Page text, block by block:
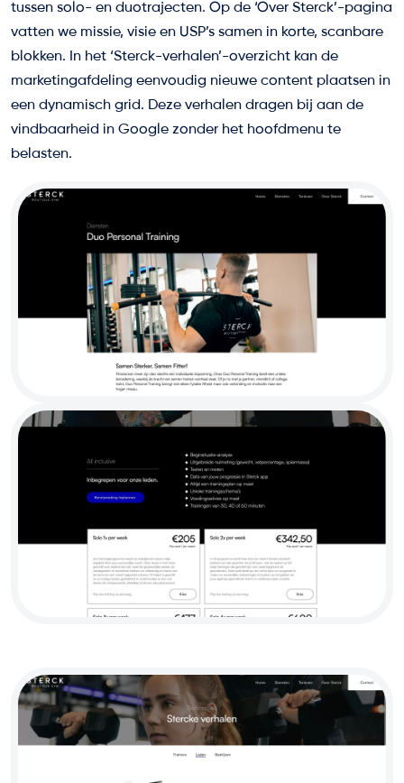
tussen solo- en duotrajecten. Op de ‘Over Sterck’-pagina
vatten we missie, visie en USP’s samen in korte, scanbare
blokken. In het ‘Sterck-verhalen’-overzicht kan de
marketingafdeling eenvoudig nieuwe content plaatsen in
een dynamisch grid. Deze verhalen dragen bij aan de
vindbaarheid in Google zonder het hoofdmenu te
belasten.